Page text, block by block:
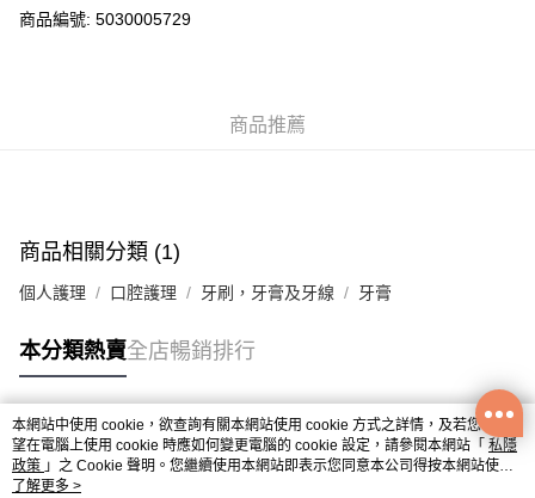
送貨方式
每筆HK$50.00，滿HK$200.00或以上免運費
UNY 門市自取
商品編號: 5030005729
商品推薦
商品相關分類 (1)
個人護理 口腔護理 牙刷，牙膏及牙線 牙膏
本分類熱賣全店暢銷排行
熱門標籤
熱銷排行
本網站中使用 cookie，欲查詢有關本網站使用 cookie 方式之詳情，及若您不希
望在電腦上使用 cookie 時應如何變更電腦的 cookie 設定，請參閱本網站「 私隱
政策 」之 Cookie 聲明。您繼續使用本網站即表示您同意本公司得按本網站使用
條款之 Cookie 聲明使用 cookie。
了解更多 >